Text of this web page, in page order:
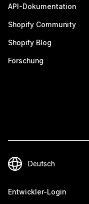
API-Dokumentation
Shopify Community
Shopify Blog
Forschung
Entwickler-Login